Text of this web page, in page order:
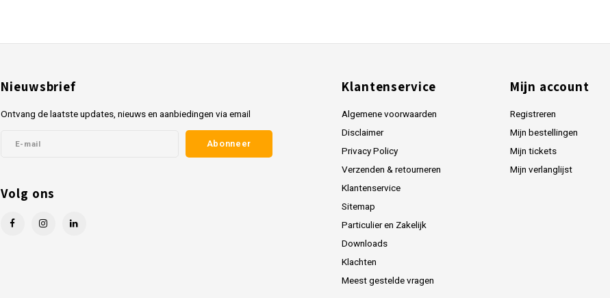
Nieuwsbrief
Ontvang de laatste updates, nieuws en aanbiedingen via email
Abonneer
Volg ons
Klantenservice
Algemene voorwaarden
Disclaimer
Privacy Policy
Verzenden & retourneren
Klantenservice
Sitemap
Particulier en Zakelijk
Downloads
Klachten
Meest gestelde vragen
Mijn account
Registreren
Mijn bestellingen
Mijn tickets
Mijn verlanglijst